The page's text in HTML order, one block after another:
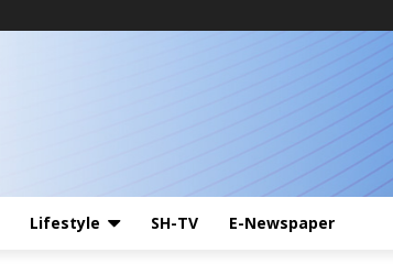
Lifestyle SH-TV E-Newspaper